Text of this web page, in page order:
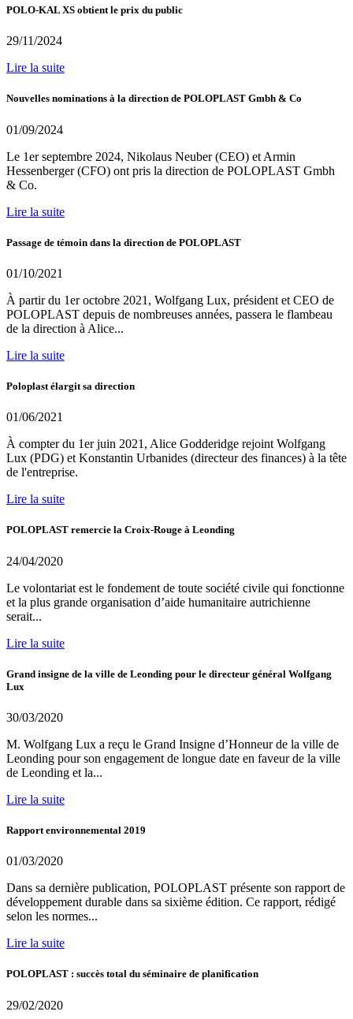
POLO-KAL XS obtient le prix du public
29/11/2024
Lire la suite
Nouvelles nominations à la direction de POLOPLAST Gmbh & Co
01/09/2024
Le 1er septembre 2024, Nikolaus Neuber (CEO) et Armin
Hessenberger (CFO) ont pris la direction de POLOPLAST Gmbh
& Co.
Lire la suite
Passage de témoin dans la direction de POLOPLAST
01/10/2021
À partir du 1er octobre 2021, Wolfgang Lux, président et CEO de
POLOPLAST depuis de nombreuses années, passera le flambeau
de la direction à Alice...
Lire la suite
Poloplast élargit sa direction
01/06/2021
À compter du 1er juin 2021, Alice Godderidge rejoint Wolfgang
Lux (PDG) et Konstantin Urbanides (directeur des finances) à la tête
de l'entreprise.
Lire la suite
POLOPLAST remercie la Croix-Rouge à Leonding
24/04/2020
Le volontariat est le fondement de toute société civile qui fonctionne
et la plus grande organisation d’aide humanitaire autrichienne
serait...
Lire la suite
Grand insigne de la ville de Leonding pour le directeur général Wolfgang
Lux
30/03/2020
M. Wolfgang Lux a reçu le Grand Insigne d’Honneur de la ville de
Leonding pour son engagement de longue date en faveur de la ville
de Leonding et la...
Lire la suite
Rapport environnemental 2019
01/03/2020
Dans sa dernière publication, POLOPLAST présente son rapport de
développement durable dans sa sixième édition. Ce rapport, rédigé
selon les normes...
Lire la suite
POLOPLAST : succès total du séminaire de planification
29/02/2020